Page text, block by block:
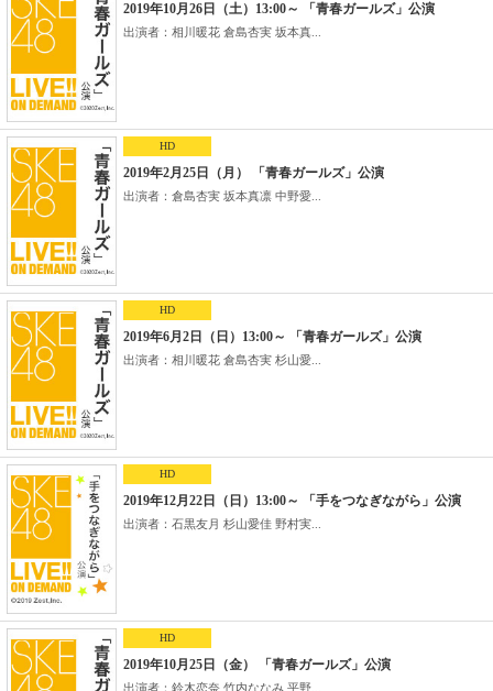
2019年10月26日（土）13:00～ 「青春ガールズ」公演
出演者：相川暖花 倉島杏実 坂本真...
HD
2019年2月25日（月） 「青春ガールズ」公演
出演者：倉島杏実 坂本真凛 中野愛...
HD
2019年6月2日（日）13:00～ 「青春ガールズ」公演
出演者：相川暖花 倉島杏実 杉山愛...
HD
2019年12月22日（日）13:00～ 「手をつなぎながら」公演
出演者：石黒友月 杉山愛佳 野村実...
HD
2019年10月25日（金） 「青春ガールズ」公演
出演者：鈴木恋奈 竹内ななみ 平野...